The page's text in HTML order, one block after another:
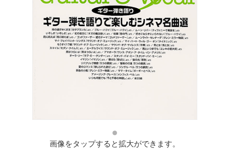
画像をタップすると拡大ができます。